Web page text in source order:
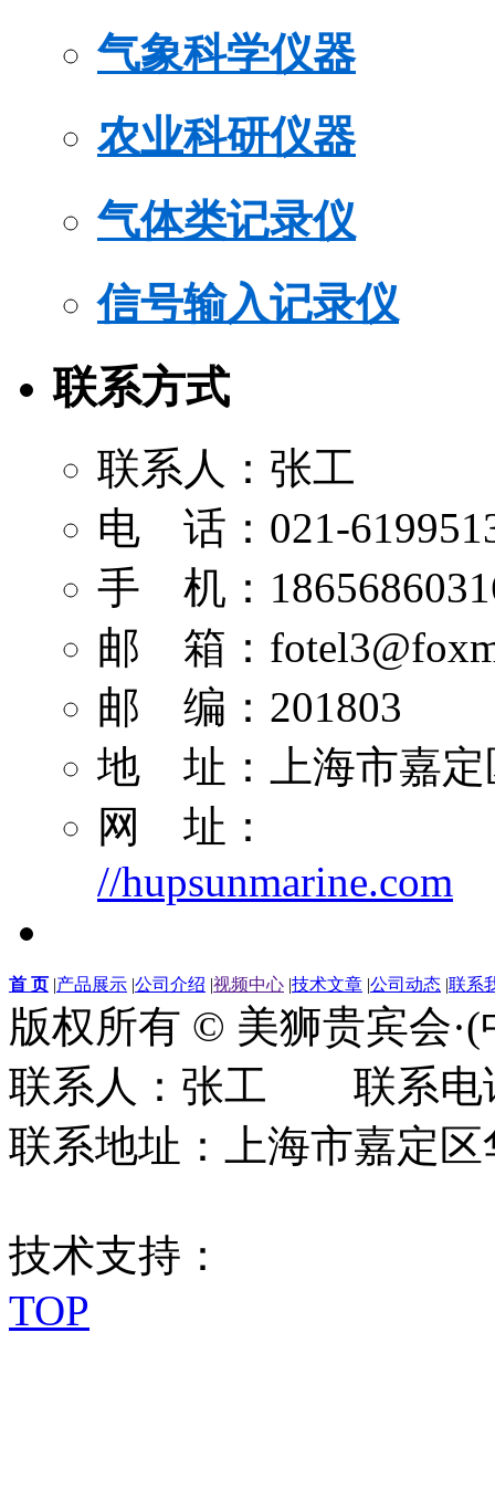
气象科学仪器
农业科研仪器
气体类记录仪
信号输入记录仪
联系方式
联系人：张工
电 话：021-
手 机：
邮 箱：
邮 编：201803
地 址：上海市嘉定
网 址：
//hupsunmarine.com
首 页 |产品展示 |公司介绍 |视频中心 |技术文章 |公司动态 |联系
版权所有 © 美狮贵宾会
联系人：张工 联系电
联系地址：上海市嘉定
技术支持：
TOP